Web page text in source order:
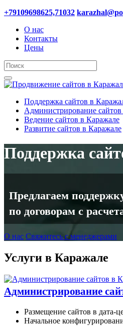
+79109698625,71032
О нас
Контакты
Цены
Поддержка сайтов в
Администрирование
Ведение сайтов в Каражале
Развитие сайтов в Каражале
Поддержка
Предлагаем
по договорам с
О нас Свяжитесь с менеджерами
Услуги в Каражале
Администрирование
Размещение сайтов в дата-
Начальное